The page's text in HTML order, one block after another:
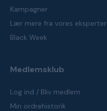
Kampagner
Lær mere fra vores eksperter
Black Week
Medlemsklub
Log ind / Bliv medlem
Min ordrehistorik